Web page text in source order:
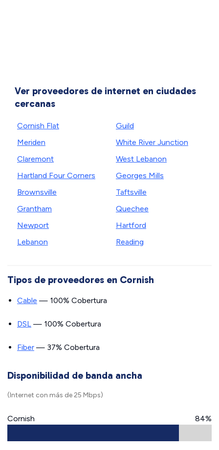
Ver proveedores de internet en ciudades
cercanas
Cornish Flat
Meriden
Claremont
Hartland Four Corners
Brownsville
Grantham
Newport
Lebanon
Guild
White River Junction
West Lebanon
Georges Mills
Taftsville
Quechee
Hartford
Reading
Tipos de proveedores en Cornish
Cable — 100% Cobertura
DSL — 100% Cobertura
Fiber — 37% Cobertura
Disponibilidad de banda ancha
(Internet con más de 25 Mbps)
Cornish 84%